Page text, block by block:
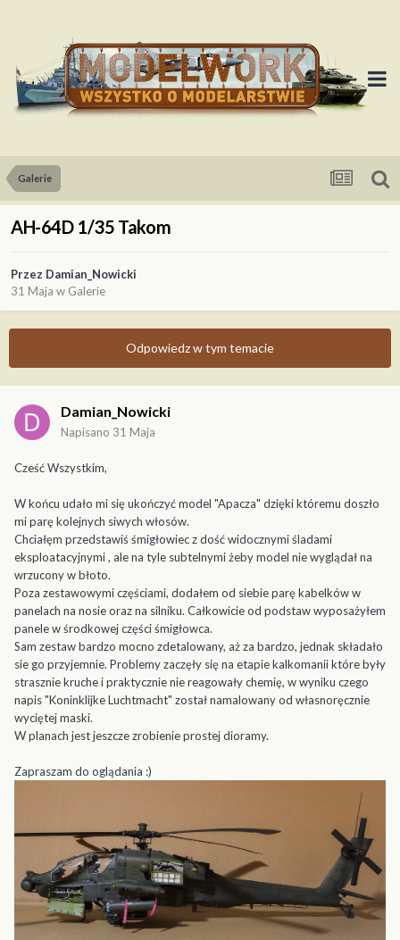
Galerie
AH-64D 1/35 Takom
Przez Damian_Nowicki
31 Maja w Galerie
Odpowiedz w tym temacie
Damian_Nowicki
Napisano 31 Maja
Cześć Wszystkim,
W końcu udało mi się ukończyć model "Apacza" dzięki któremu doszło
mi parę kolejnych siwych włosów.
Chciałęm przedstawiś śmigłowiec z dość widocznymi śladami
eksploatacyjnymi , ale na tyle subtelnymi żeby model nie wyglądał na
wrzucony w błoto.
Poza zestawowymi częściami, dodałem od siebie parę kabelków w
panelach na nosie oraz na silniku. Całkowicie od podstaw wyposażyłem
panele w środkowej części śmigłowca.
Sam zestaw bardzo mocno zdetalowany, aż za bardzo, jednak składało
sie go przyjemnie. Problemy zaczęły się na etapie kalkomanii które były
strasznie kruche i praktycznie nie reagowały chemię, w wyniku czego
napis "Koninklijke Luchtmacht" został namalowany od własnoręcznie
wyciętej maski.
W planach jest jeszcze zrobienie prostej dioramy.
Zapraszam do oglądania :)